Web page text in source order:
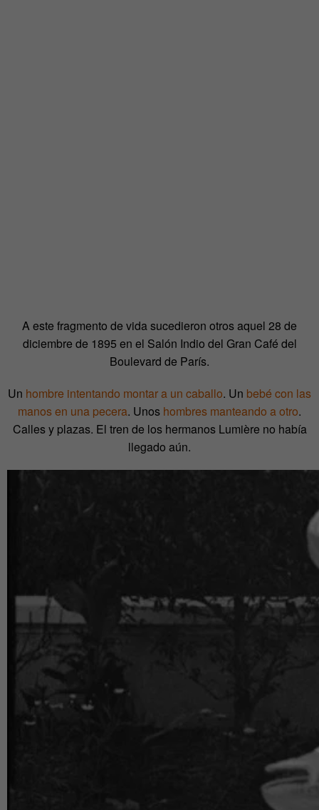
A este fragmento de vida sucedieron otros aquel 28 de
diciembre de 1895 en el Salón Indio del Gran Café del
Boulevard de París.
Un hombre intentando montar a un caballo. Un bebé con las
manos en una pecera. Unos hombres manteando a otro.
Calles y plazas. El tren de los hermanos Lumière no había
llegado aún.